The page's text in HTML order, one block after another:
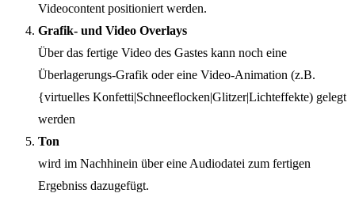
Videocontent positioniert werden.
Grafik- und Video Overlays
Über das fertige Video des Gastes kann noch eine
Überlagerungs-Grafik oder eine Video-Animation (z.B.
{virtuelles Konfetti|Schneeflocken|Glitzer|Lichteffekte) gelegt
werden
Ton
wird im Nachhinein über eine Audiodatei zum fertigen
Ergebniss dazugefügt.